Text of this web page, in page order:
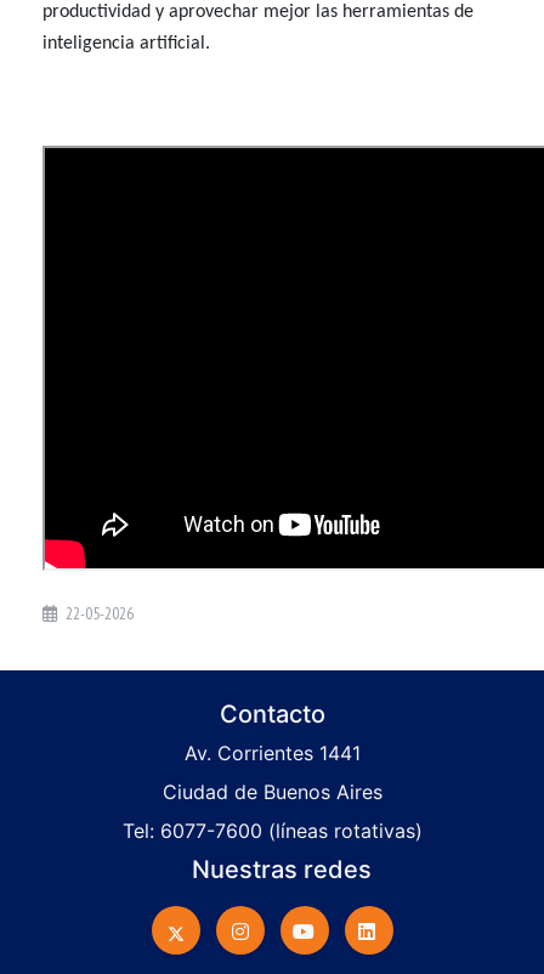
productividad y aprovechar mejor las herramientas de
inteligencia artificial.
22-05-2026
Contacto
Av. Corrientes 1441
Ciudad de Buenos Aires
Tel: 6077-7600 (líneas rotativas)
Nuestras redes